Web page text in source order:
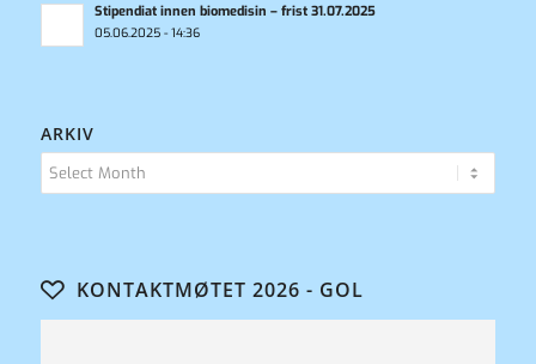
Stipendiat innen biomedisin – frist 31.07.2025
05.06.2025 - 14:36
ARKIV
KONTAKTMØTET 2026 - GOL